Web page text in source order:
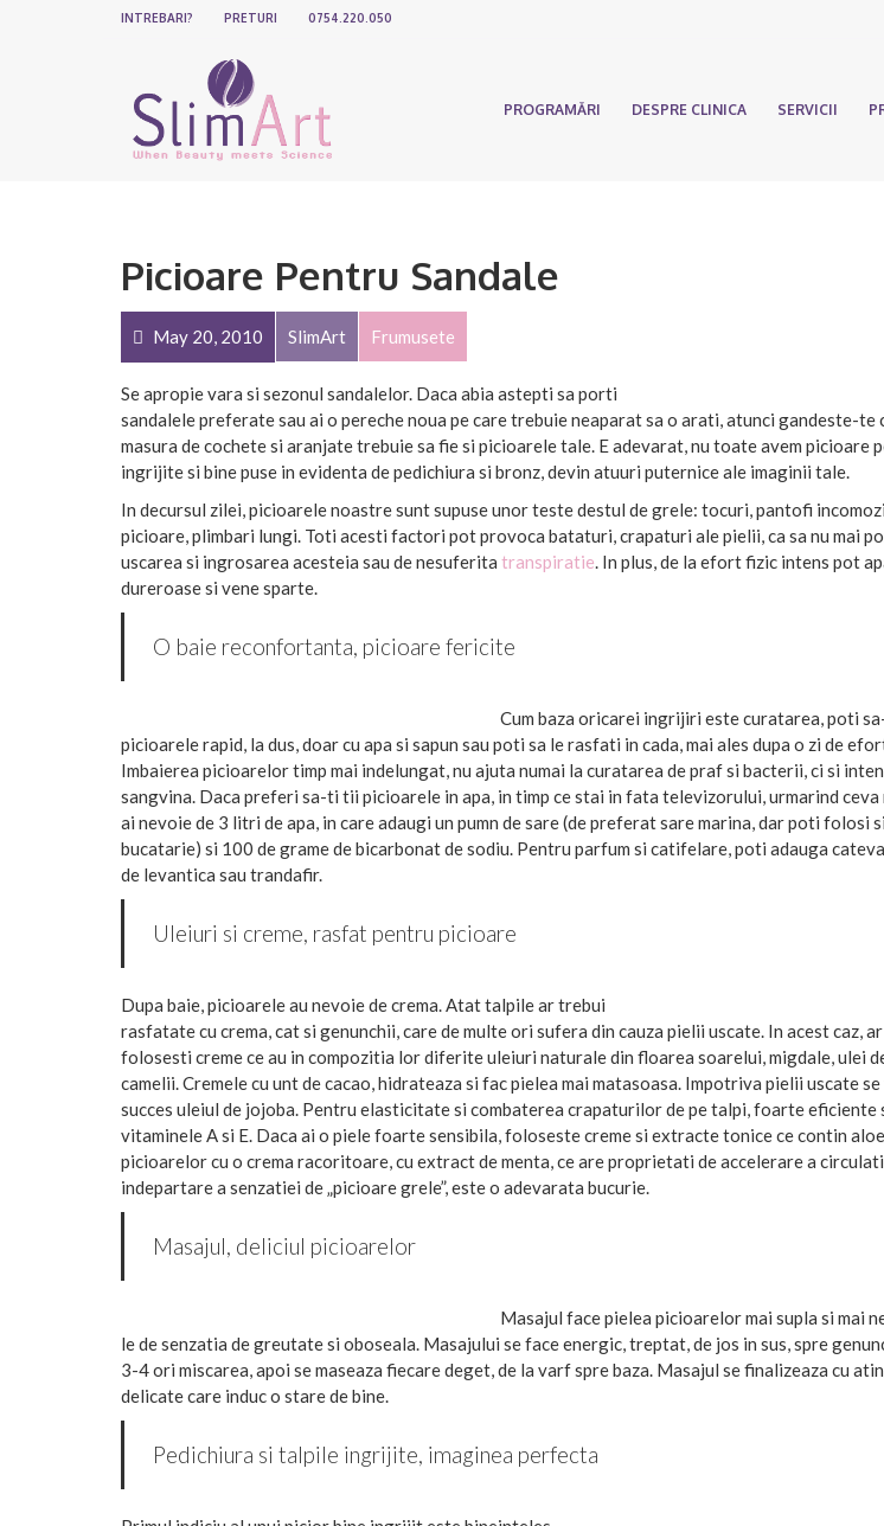
INTREBARI? PRETURI 0754.220.050
PROGRAMĂRI DESPRE CLINICA SERVICII
Picioare Pentru Sandale
May 20, 2010 SlimArt Frumusete
Se apropie vara si sezonul sandalelor. Daca abia astepti sa porti
sandalele preferate sau ai o pereche noua pe care trebuie neaparat sa o arati, atunci gandeste-te
masura de cochete si aranjate trebuie sa fie si picioarele tale. E adevarat, nu toate avem picioare
ingrijite si bine puse in evidenta de pedichiura si bronz, devin atuuri puternice ale imaginii tale.
In decursul zilei, picioarele noastre sunt supuse unor teste destul de grele: tocuri, pantofi
picioare, plimbari lungi. Toti acesti factori pot provoca bataturi, crapaturi ale pielii, ca sa nu mai
uscarea si ingrosarea acesteia sau de nesuferita transpiratie. In plus, de la efort fizic intens pot
dureroase si vene sparte.
O baie reconfortanta, picioare fericite
Cum baza oricarei ingrijiri este curatarea, poti
picioarele rapid, la dus, doar cu apa si sapun sau poti sa le rasfati in cada, mai ales dupa o zi de
Imbaierea picioarelor timp mai indelungat, nu ajuta numai la curatarea de praf si bacterii, ci si
sangvina. Daca preferi sa-ti tii picioarele in apa, in timp ce stai in fata televizorului, urmarind
ai nevoie de 3 litri de apa, in care adaugi un pumn de sare (de preferat sare marina, dar poti folosi
bucatarie) si 100 de grame de bicarbonat de sodiu. Pentru parfum si catifelare, poti adauga
de levantica sau trandafir.
Uleiuri si creme, rasfat pentru picioare
Dupa baie, picioarele au nevoie de crema. Atat talpile ar trebui
rasfatate cu crema, cat si genunchii, care de multe ori sufera din cauza pielii uscate. In acest caz,
folosesti creme ce au in compozitia lor diferite uleiuri naturale din floarea soarelui, migdale, ulei
camelii. Cremele cu unt de cacao, hidrateaza si fac pielea mai matasoasa. Impotriva pielii uscate
succes uleiul de jojoba. Pentru elasticitate si combaterea crapaturilor de pe talpi, foarte eficiente
vitaminele A si E. Daca ai o piele foarte sensibila, foloseste creme si extracte tonice ce contin
picioarelor cu o crema racoritoare, cu extract de menta, ce are proprietati de accelerare a
indepartare a senzatiei de „picioare grele”, este o adevarata bucurie.
Masajul, deliciul picioarelor
Masajul face pielea picioarelor mai supla si mai
le de senzatia de greutate si oboseala. Masajului se face energic, treptat, de jos in sus, spre
3-4 ori miscarea, apoi se maseaza fiecare deget, de la varf spre baza. Masajul se finalizeaza cu
delicate care induc o stare de bine.
Pedichiura si talpile ingrijite, imaginea perfecta